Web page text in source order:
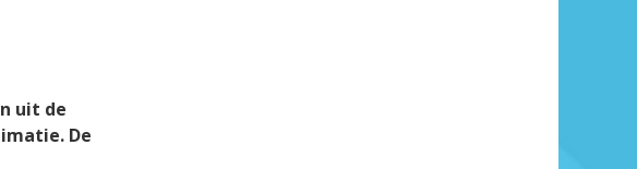
uit de
De